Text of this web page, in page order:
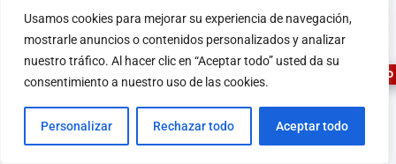
Usamos cookies para mejorar su experiencia de navegación,
mostrarle anuncios o contenidos personalizados y analizar
nuestro tráfico. Al hacer clic en “Aceptar todo” usted da su
consentimiento a nuestro uso de las cookies.
Personalizar Rechazar todo Aceptar todo
ASESOR FERRETERO